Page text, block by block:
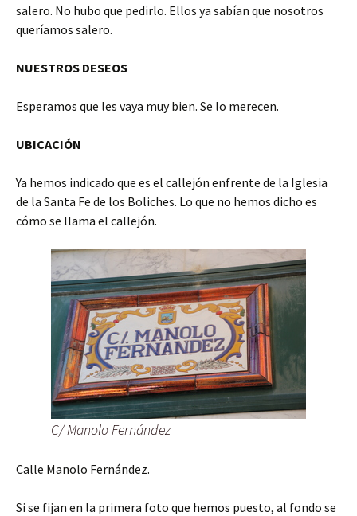
salero. No hubo que pedirlo. Ellos ya sabían que nosotros
queríamos salero.
NUESTROS DESEOS
Esperamos que les vaya muy bien. Se lo merecen.
UBICACIÓN
Ya hemos indicado que es el callejón enfrente de la Iglesia
de la Santa Fe de los Boliches. Lo que no hemos dicho es
cómo se llama el callejón.
C/ Manolo Fernández
Calle Manolo Fernández.
Si se fijan en la primera foto que hemos puesto, al fondo se